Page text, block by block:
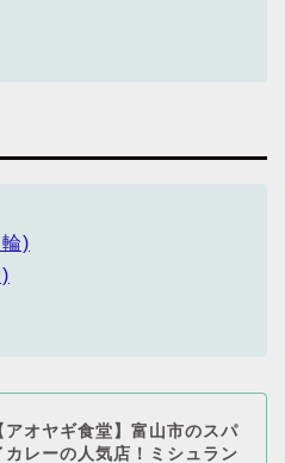
)
アオヤギ食堂】富山市のスパ
カレーの人気店！ミシュラン